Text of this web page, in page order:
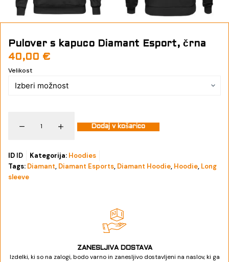
Pulover s kapuco Diamant Esport, črna
40,00 €
Velikost
Dodaj v košarico
ID ID Kategorija: Hoodies
Tags: Diamant, Diamant Esports, Diamant Hoodie, Hoodie, Long
sleeve
ZANESLJIVA DOSTAVA
Izdelki, ki so na zalogi, bodo varno in zanesljivo dostavljeni na naslov, ki ga